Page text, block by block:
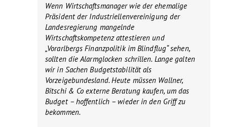
Wenn Wirtschaftsmanager wie der ehemalige
Präsident der Industriellenvereinigung der
Landesregierung mangelnde
Wirtschaftskompetenz attestieren und
„Vorarlbergs Finanzpolitik im Blindflug“ sehen,
sollten die Alarmglocken schrillen. Lange galten
wir in Sachen Budgetstabilität als
Vorzeigebundesland. Heute müssen Wallner,
Bitschi & Co externe Beratung kaufen, um das
Budget – hoffentlich – wieder in den Griff zu
bekommen.